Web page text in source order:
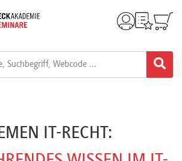
IT-RECHT: